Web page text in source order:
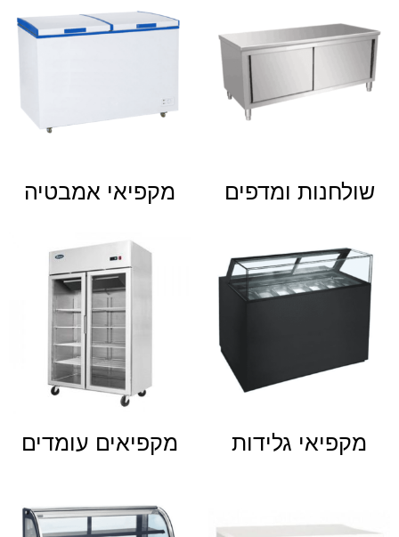
שולחנות ומדפים מקפיאי אמבטיה
מקפיאי גלידות מקפיאים עומדים